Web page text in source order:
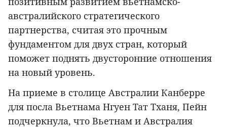
австралийского стратегического
партнерства, считая это прочным
фундаментом для двух стран, который
поможет поднять двусторонние отношения
на новый уровень.
На приеме в столице Австралии Канберре
для посла Вьетнама Нгуен Тат Тханя, Пейн
подчеркнула, что Вьетнам и Австралия